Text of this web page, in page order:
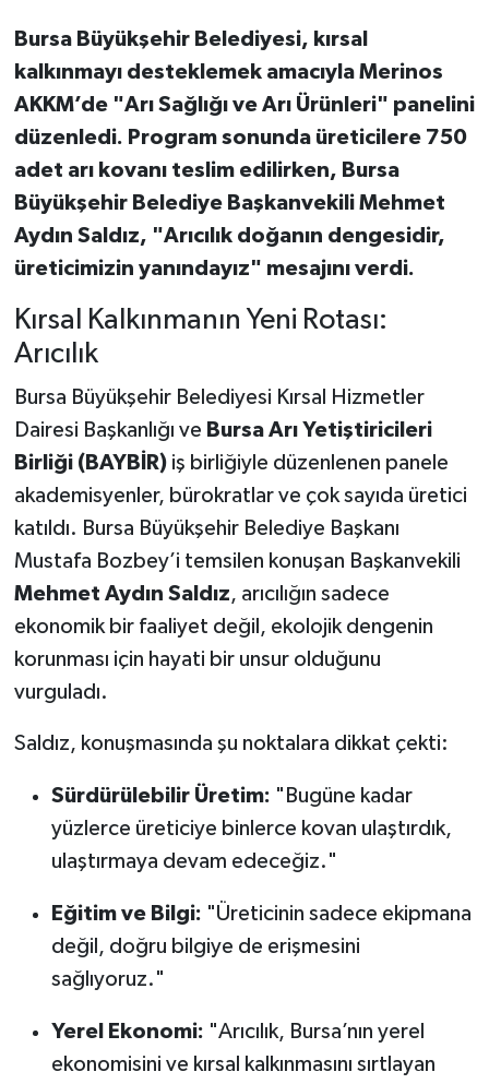
Bursa Büyükşehir Belediyesi, kırsal
kalkınmayı desteklemek amacıyla Merinos
AKKM’de "Arı Sağlığı ve Arı Ürünleri" panelini
düzenledi. Program sonunda üreticilere 750
adet arı kovanı teslim edilirken, Bursa
Büyükşehir Belediye Başkanvekili Mehmet
Aydın Saldız, "Arıcılık doğanın dengesidir,
üreticimizin yanındayız" mesajını verdi.
Kırsal Kalkınmanın Yeni Rotası:
Arıcılık
Bursa Büyükşehir Belediyesi Kırsal Hizmetler
Dairesi Başkanlığı ve Bursa Arı Yetiştiricileri
Birliği (BAYBİR)iş birliğiyle düzenlenen panele
akademisyenler, bürokratlar ve çok sayıda üretici
katıldı. Bursa Büyükşehir Belediye Başkanı
Mustafa Bozbey’i temsilen konuşan Başkanvekili
Mehmet Aydın Saldız, arıcılığın sadece
ekonomik bir faaliyet değil, ekolojik dengenin
korunması için hayati bir unsur olduğunu
vurguladı.
Saldız, konuşmasında şu noktalara dikkat çekti:
Sürdürülebilir Üretim: "Bugüne kadar
yüzlerce üreticiye binlerce kovan ulaştırdık,
ulaştırmaya devam edeceğiz."
Eğitim ve Bilgi: "Üreticinin sadece ekipmana
değil, doğru bilgiye de erişmesini
sağlıyoruz."
Yerel Ekonomi: "Arıcılık, Bursa’nın yerel
ekonomisini ve kırsal kalkınmasını sırtlayan